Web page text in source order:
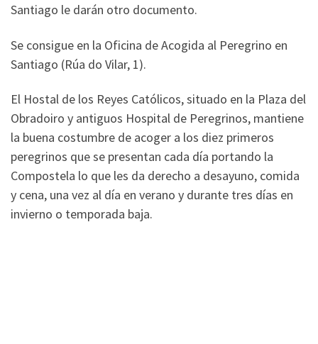
Santiago le darán otro documento.
Se consigue en la Oficina de Acogida al Peregrino en
Santiago (Rúa do Vilar, 1).
El Hostal de los Reyes Católicos, situado en la Plaza del
Obradoiro y antiguos Hospital de Peregrinos, mantiene
la buena costumbre de acoger a los diez primeros
peregrinos que se presentan cada día portando la
Compostela lo que les da derecho a desayuno, comida
y cena, una vez al día en verano y durante tres días en
invierno o temporada baja.